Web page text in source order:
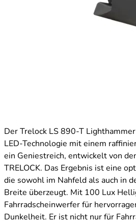
Der Trelock LS 890-T
LED-Technologie mit einem
ein Geniestreich, entwickelt von
TRELOCK. Das Ergebnis ist eine
die sowohl im Nahfeld als auch in
Breite überzeugt. Mit 100 Lux
Fahrradscheinwerfer für
Dunkelheit. Er ist nicht nur für